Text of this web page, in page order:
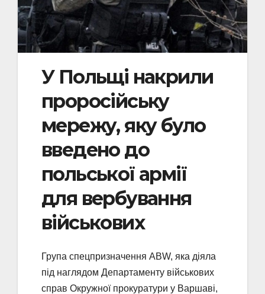
У Польщі накрили
проросійську
мережу, яку було
введено до
польської армії
для вербування
військових
Група спецпризначення ABW, яка діяла
під наглядом Департаменту військових
справ Окружної прокуратури у Варшаві,